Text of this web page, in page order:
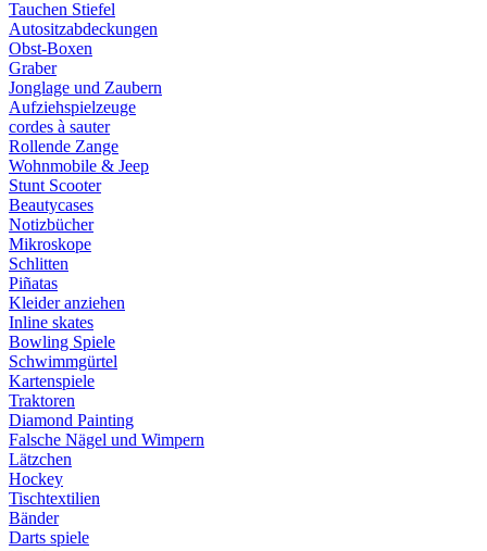
Tauchen Stiefel
Autositzabdeckungen
Obst-Boxen
Graber
Jonglage und Zaubern
Aufziehspielzeuge
cordes à sauter
Rollende Zange
Wohnmobile & Jeep
Stunt Scooter
Beautycases
Notizbücher
Mikroskope
Schlitten
Piñatas
Kleider anziehen
Inline skates
Bowling Spiele
Schwimmgürtel
Kartenspiele
Traktoren
Diamond Painting
Falsche Nägel und Wimpern
Lätzchen
Hockey
Tischtextilien
Bänder
Darts spiele